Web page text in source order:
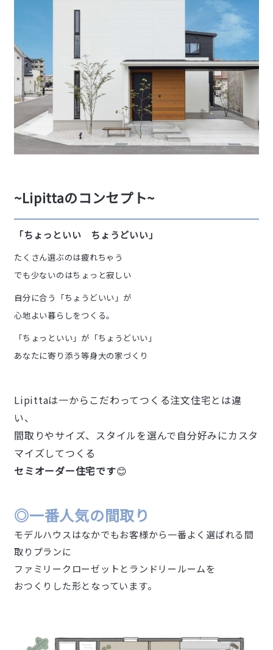
~Lipittaのコンセプト~
「ちょっといい ちょうどいい」
たくさん選ぶのは疲れちゃう
でも少ないのはちょっと寂しい
自分に合う「ちょうどいい」が
心地よい暮らしをつくる。
「ちょっといい」が「ちょうどいい」
あなたに寄り添う等身大の家づくり
Lipittaは一からこだわってつくる注文住宅とは違
い、
間取りやサイズ、スタイルを選んで自分好みにカスタ
マイズしてつくる
セミオーダー住宅です😊
◎一番人気の間取り
モデルハウスはなかでもお客様から一番よく選ばれる間
取りプランに
ファミリークローゼットとランドリールームを
おつくりした形となっています。